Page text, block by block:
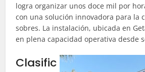
logra organizar unos doce mil por
con una solución innovadora para la
sobres. La instalación, ubicada en
en plena capacidad operativa desde
Clasific